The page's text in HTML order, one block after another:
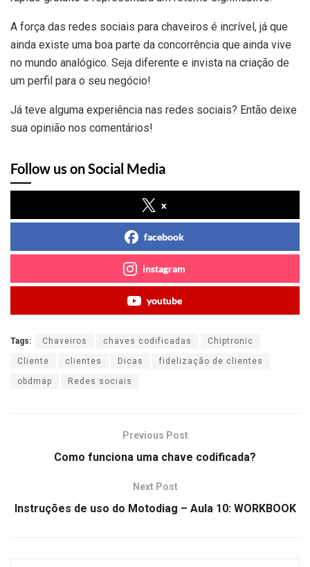
A força das redes sociais para chaveiros é incrível, já que
ainda existe uma boa parte da concorrência que ainda vive
no mundo analógico. Seja diferente e invista na criação de
um perfil para o seu negócio!
Já teve alguma experiência nas redes sociais? Então deixe
sua opinião nos comentários!
Follow us on Social Media
x
facebook
instagram
youtube
Tags: Chaveiros chaves codificadas Chiptronic
Cliente clientes Dicas fidelização de clientes
obdmap Redes sociais
Previous Post
Como funciona uma chave codificada?
Next Post
Instruções de uso do Motodiag – Aula 10: WORKBOOK